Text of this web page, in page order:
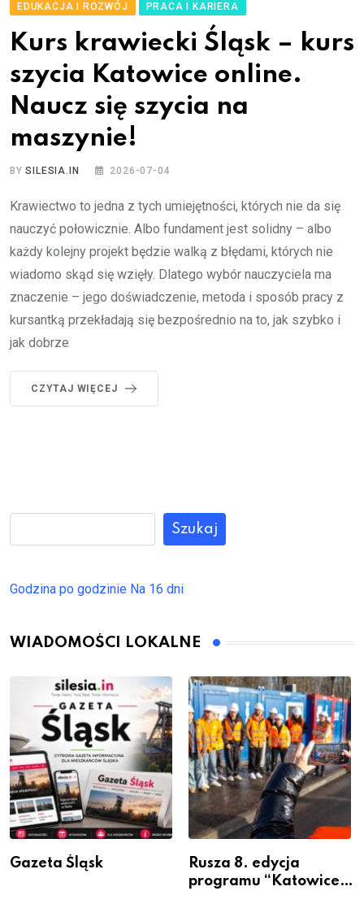
EDUKACJA I ROZWÓJ PRACA I KARIERA
Kurs krawiecki Śląsk – kurs
szycia Katowice online.
Naucz się szycia na
maszynie!
BYSILESIA.IN 2026-07-04
Krawiectwo to jedna z tych umiejętności, których nie da się
nauczyć połowicznie. Albo fundament jest solidny – albo
każdy kolejny projekt będzie walką z błędami, których nie
wiadomo skąd się wzięły. Dlatego wybór nauczyciela ma
znaczenie – jego doświadczenie, metoda i sposób pracy z
kursantką przekładają się bezpośrednio na to, jak szybko i
jak dobrze
CZYTAJ WIĘCEJ
Szukaj
Godzina po godzinie Na 16 dni
WIADOMOŚCI LOKALNE
Gazeta Śląsk
Rusza 8. edycja
programu “Katowice